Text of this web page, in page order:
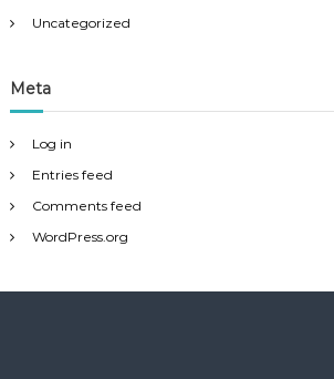
Uncategorized
Meta
Log in
Entries feed
Comments feed
WordPress.org